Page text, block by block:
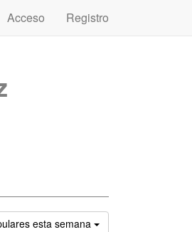
Acceso
Registro
esta semana Ordenar